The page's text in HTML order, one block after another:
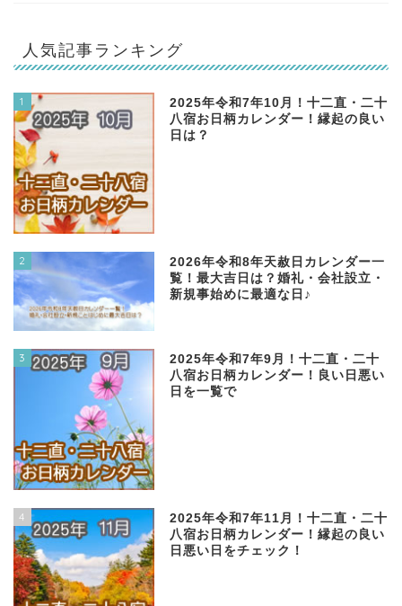
人気記事ランキング
1
2025年令和7年10月！十二直・二十
八宿お日柄カレンダー！縁起の良い
日は？
2
2026年令和8年天赦日カレンダー一
覧！最大吉日は？婚礼・会社設立・
新規事始めに最適な日♪
3
2025年令和7年9月！十二直・二十
八宿お日柄カレンダー！良い日悪い
日を一覧で
4
2025年令和7年11月！十二直・二十
八宿お日柄カレンダー！縁起の良い
日悪い日をチェック！